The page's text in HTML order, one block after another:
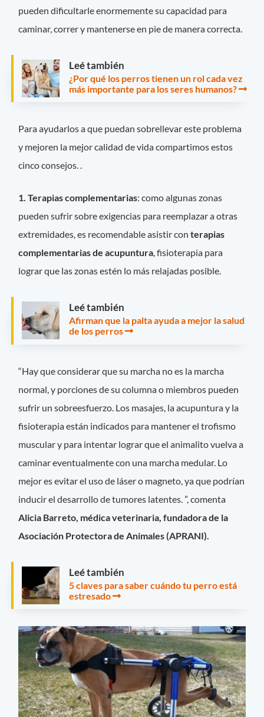
pueden dificultarle enormemente su capacidad para
caminar, correr y mantenerse en pie de manera correcta.
Leé también
¿Por qué los perros tienen un rol cada vez
más importante para los seres humanos?
Para ayudarlos a que puedan sobrellevar este problema
y mejoren la mejor calidad de vida compartimos estos
cinco consejos. .
1. Terapias complementarias: como algunas zonas
pueden sufrir sobre exigencias para reemplazar a otras
extremidades, es recomendable asistir conterapias
complementarias de acupuntura, fisioterapia para
lograr que las zonas estén lo más relajadas posible.
Leé también
Afirman que la palta ayuda a mejor la salud
de los perros
“Hay que considerar que su marcha no es la marcha
normal, y porciones de su columna o miembros pueden
sufrir un sobreesfuerzo. Los masajes, la acupuntura y la
fisioterapia están indicados para mantener el trofismo
muscular y para intentar lograr que el animalito vuelva a
caminar eventualmente con una marcha medular. Lo
mejor es evitar el uso de láser o magneto, ya que podrían
inducir el desarrollo de tumores latentes. ”, comenta
Alicia Barreto, médica veterinaria, fundadora de la
Asociación Protectora de Animales (APRANI).
Leé también
5 claves para saber cuándo tu perro está
estresado